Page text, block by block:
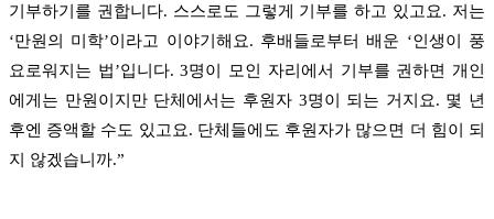
기부하기를 권합니다. 스스로도 그렇게 기부를 하고 있고요. 저는
‘만원의 미학’이라고 이야기해요. 후배들로부터 배운 ‘인생이 풍
요로워지는 법’입니다. 3명이 모인 자리에서 기부를 권하면 개인
에게는 만원이지만 단체에서는 후원자 3명이 되는 거지요. 몇 년
후엔 증액할 수도 있고요. 단체들에도 후원자가 많으면 더 힘이 되
지 않겠습니까.”